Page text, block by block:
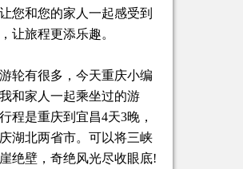
您和您的家人一起感受到
让旅程更添乐趣。
轮有很多，今天重庆小编
和家人一起乘坐过的游
程是重庆到宜昌4天3晚，
湖北两省市。可以将三峡
绝壁，奇绝风光尽收眼底!